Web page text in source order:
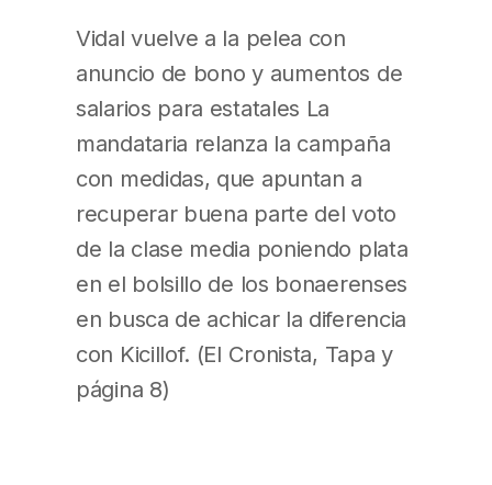
Vidal vuelve a la pelea con
anuncio de bono y aumentos de
salarios para estatales La
mandataria relanza la campaña
con medidas, que apuntan a
recuperar buena parte del voto
de la clase media poniendo plata
en el bolsillo de los bonaerenses
en busca de achicar la diferencia
con Kicillof. (El Cronista, Tapa y
página 8)